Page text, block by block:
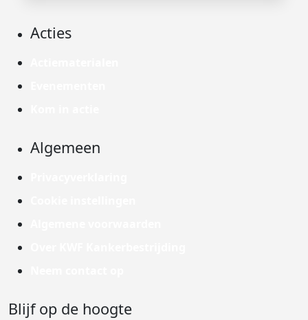
Acties
Algemeen
Blijf op de hoogte